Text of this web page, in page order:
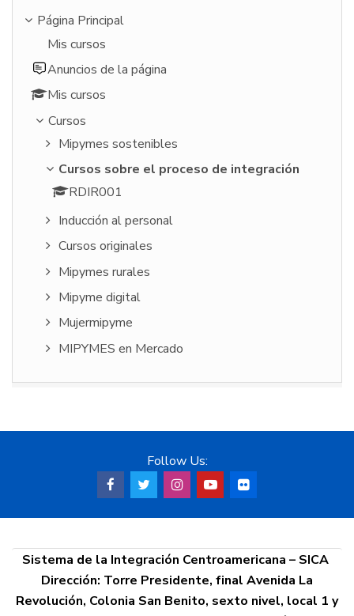
Página Principal
Mis cursos
Anuncios de la página
Mis cursos
Cursos
Mipymes sostenibles
Cursos sobre el proceso de integración
RDIR001
Inducción al personal
Cursos originales
Mipymes rurales
Mipyme digital
Mujermipyme
MIPYMES en Mercado
Follow Us:
Sistema de la Integración Centroamericana – SICA
Dirección: Torre Presidente, final Avenida La
Revolución, Colonia San Benito, sexto nivel, local 1 y